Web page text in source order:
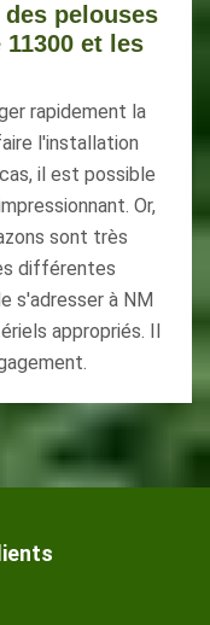
pelouses
et les
rapidement la
l'installation
il est possible
Or,
sont très
différentes
s'adresser à NM
appropriés. Il